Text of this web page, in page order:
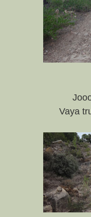
Vaya